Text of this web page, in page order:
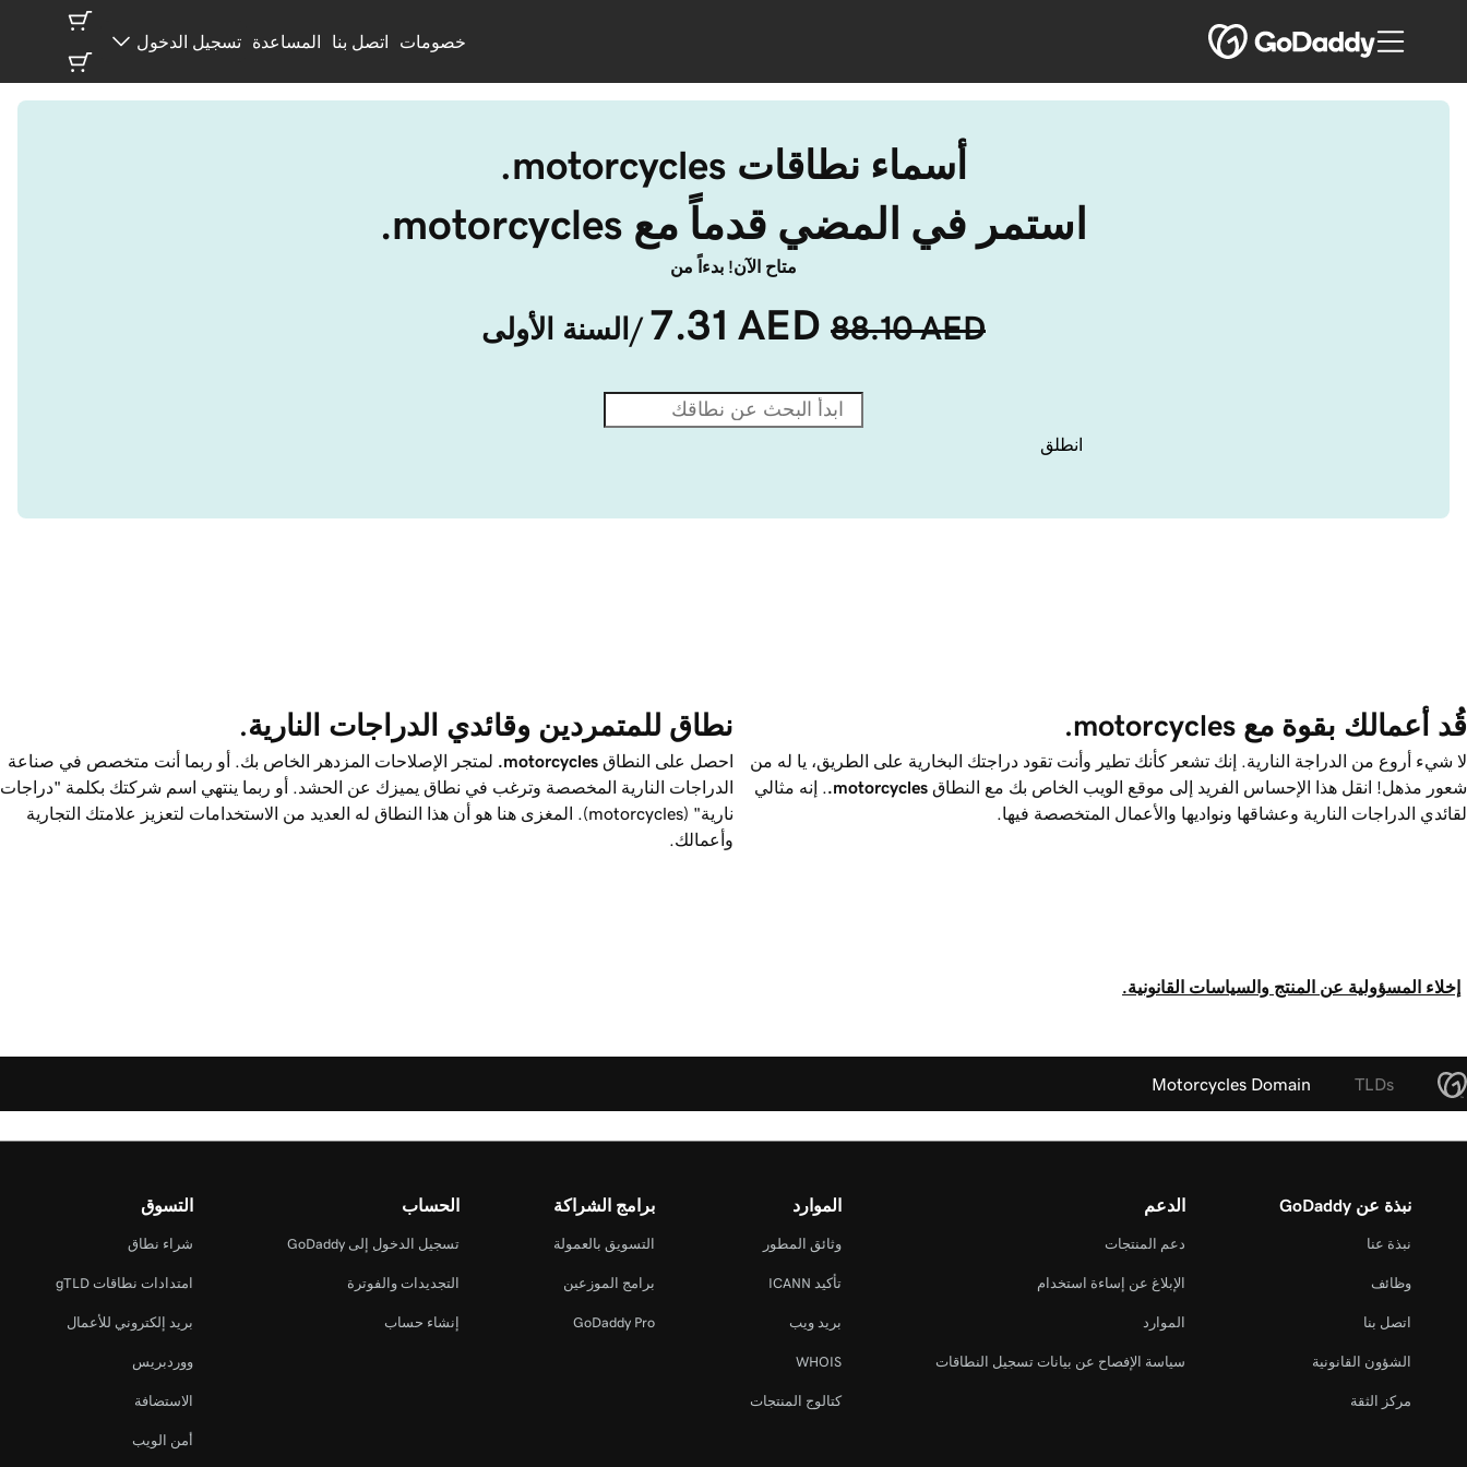
خصومات اتصل بنا المساعدة تسجيل الدخول
أسماء نطاقات ‎.motorcycles
استمر في المضي قدماً مع ‎.motorcycles
متاح الآن! بدءاً من
88.10 AED
7.31 AED /السنة الأولى
انطلق
قُد أعمالك بقوة مع ‎.motorcycles
لا شيء أروع من الدراجة النارية. إنك تشعر كأنك تطير وأنت تقود دراجتك البخارية على الطريق، يا له من
شعور مذهل! انقل هذا الإحساس الفريد إلى موقع الويب الخاص بك مع النطاق ‎ .motorcycles
. إنه مثالي
لقائدي الدراجات النارية وعشاقها ونواديها والأعمال المتخصصة فيها.
نطاق للمتمردين وقائدي الدراجات النارية.
احصل على النطاق ‎ .motorcycles لمتجر الإصلاحات المزدهر الخاص بك. أو ربما أنت متخصص في صناعة
الدراجات النارية المخصصة وترغب في نطاق يميزك عن الحشد. أو ربما ينتهي اسم شركتك بكلمة "دراجات
نارية" (motorcycles). المغزى هنا هو أن هذا النطاق له العديد من الاستخدامات لتعزيز علامتك التجارية
وأعمالك.
إخلاء المسؤولية عن المنتج والسياسات القانونية.
TLDs
Motorcycles Domain
نبذة عن GoDaddy
نبذة عنا
وظائف
اتصل بنا
الشؤون القانونية
مركز الثقة
الدعم
دعم المنتجات
الإبلاغ عن إساءة استخدام
الموارد
سياسة الإفصاح عن بيانات تسجيل النطاقات
الموارد
وثائق المطور
تأكيد ICANN
بريد ويب
WHOIS
كتالوج المنتجات
برامج الشراكة
التسويق بالعمولة
برامج الموزعين
GoDaddy Pro
الحساب
تسجيل الدخول إلى GoDaddy
التجديدات والفوترة
إنشاء حساب
التسوق
شراء نطاق
امتدادات نطاقات gTLD
بريد إلكتروني للأعمال
ووردبريس
الاستضافة
أمن الويب